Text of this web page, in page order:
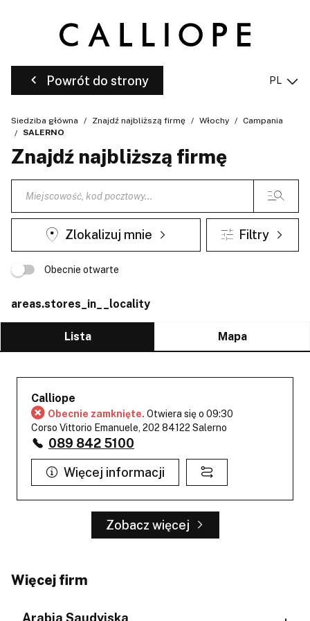
Powrót do strony PL
Siedziba główna Znajdź najbliższą firmę Włochy
Campania
SALERNO
Znajdź najbliższą firmę
Zlokalizuj mnie Filtry
Obecnie otwarte
areas.stores_in__locality
Lista Mapa
Calliope
Obecnie zamknięte. Otwiera się o 09:30
Corso Vittorio Emanuele, 202 84122 Salerno
089 842 5100
Więcej informacji
Zobacz więcej
Więcej firm
Arabia Saudyjska